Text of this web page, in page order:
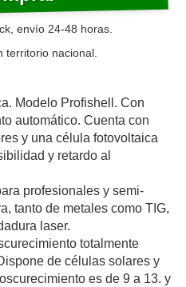
envío 24-48 horas.
territorio nacional.
Modelo Profishell. Con
automático. Cuenta con
y una célula fotovoltaica
y retardo al
profesionales y semi-
tanto de metales como TIG,
laser.
totalmente
de células solares y
es de 9 a 13. y